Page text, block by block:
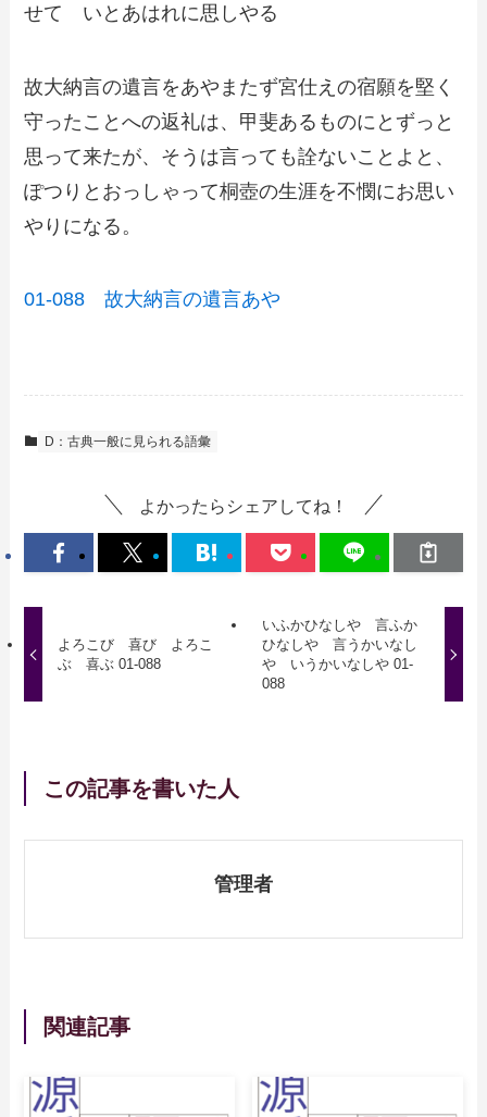
せて いとあはれに思しやる
故大納言の遺言をあやまたず宮仕えの宿願を堅く
守ったことへの返礼は、甲斐あるものにとずっと
思って来たが、そうは言っても詮ないことよと、
ぽつりとおっしゃって桐壺の生涯を不憫にお思い
やりになる。
01-088 故大納言の遺言あや
D：古典一般に見られる語彙
よかったらシェアしてね！
よろこび 喜び よろこ
ぶ 喜ぶ 01-088
いふかひなしや 言ふか
ひなしや 言うかいなし
や いうかいなしや 01-
088
この記事を書いた人
管理者
関連記事